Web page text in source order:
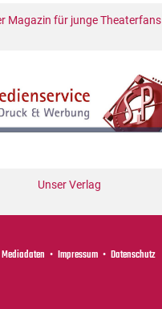
Magazin für junge Theaterfans
Unser Verlag
Mediadaten Impressum Datenschutz